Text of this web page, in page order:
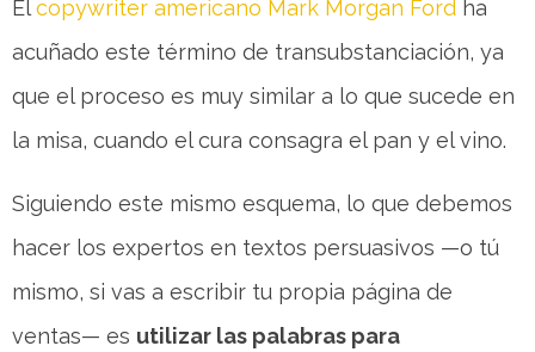
Elcopywriter americano Mark Morgan Ford ha
acuñado este término de transubstanciación, ya
que el proceso es muy similar a lo que sucede en
la misa, cuando el cura consagra el pan y el vino.
Siguiendo este mismo esquema, lo que debemos
hacer los expertos en textos persuasivos —o tú
mismo, si vas a escribir tu propia página de
ventas— es utilizar las palabras para